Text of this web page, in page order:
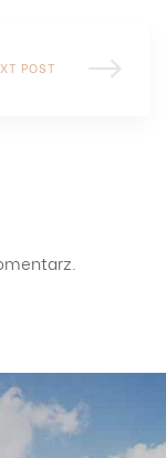
POST